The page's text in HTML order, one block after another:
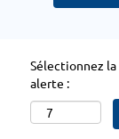
Sélectionnez
alerte :